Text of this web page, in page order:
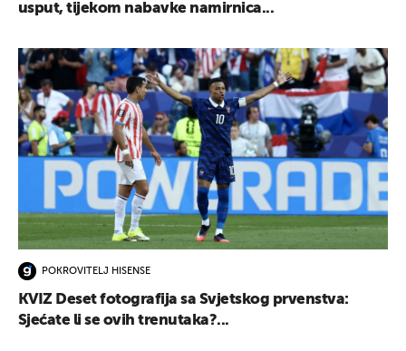
usput, tijekom nabavke namirnica...
POKROVITELJ HISENSE
KVIZ Deset fotografija sa Svjetskog prvenstva:
Sjećate li se ovih trenutaka?...